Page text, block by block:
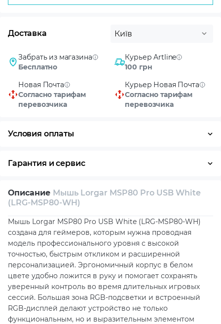
Доставка Київ
Забрать из магазина
Бесплатно
Курьер Artline
100 грн
Новая Почта
Согласно тарифам
перевозчика
Курьер Новая Почта
Согласно тарифам
перевозчика
Условия оплаты
Гарантия и сервис
Собственный сервисный центр
Техническая поддержка Консультация
Описание Мышь Lorgar MSP80 Pro USB White
(LRG-MSP80-WH)
Мышь Lorgar MSP80 Pro USB White (LRG-MSP80-WH)
создана для геймеров, которым нужна проводная
модель профессионального уровня с высокой
точностью, быстрым откликом и расширенной
персонализацией. Эргономичный корпус в белом
цвете удобно ложится в руку и помогает сохранять
уверенный контроль во время длительных игровых
сессий. Большая зона RGB-подсветки и встроенный
RGB-дисплей делают устройство не только
функциональным, но и выразительным элементом